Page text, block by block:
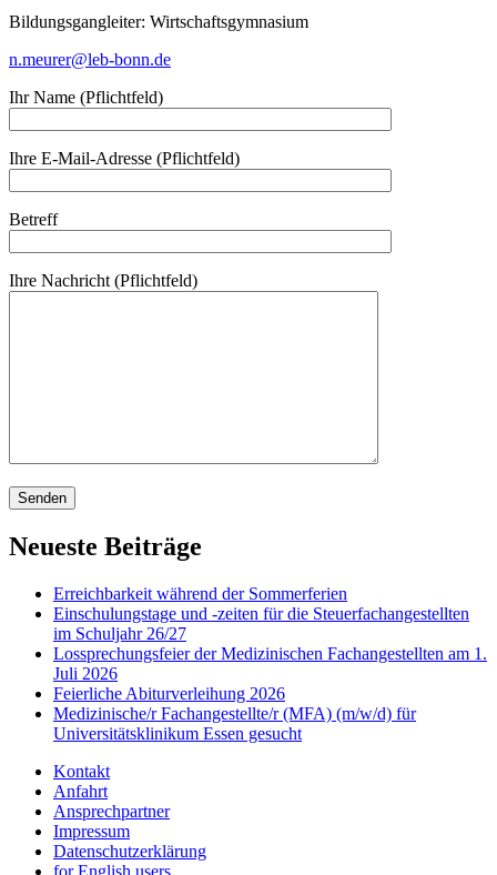
Bildungsgangleiter: Wirtschaftsgymnasium
n.meurer@leb-bonn.de
Ihr Name (Pflichtfeld)
Ihre E-Mail-Adresse (Pflichtfeld)
Betreff
Ihre Nachricht (Pflichtfeld)
Neueste Beiträge
Erreichbarkeit während der Sommerferien
Einschulungstage und -zeiten für die Steuerfachangestellten
im Schuljahr 26/27
Lossprechungsfeier der Medizinischen Fachangestellten am 1.
Juli 2026
Feierliche Abiturverleihung 2026
Medizinische/r Fachangestellte/r (MFA) (m/w/d) für
Universitätsklinikum Essen gesucht
Kontakt
Anfahrt
Ansprechpartner
Impressum
Datenschutzerklärung
for English users